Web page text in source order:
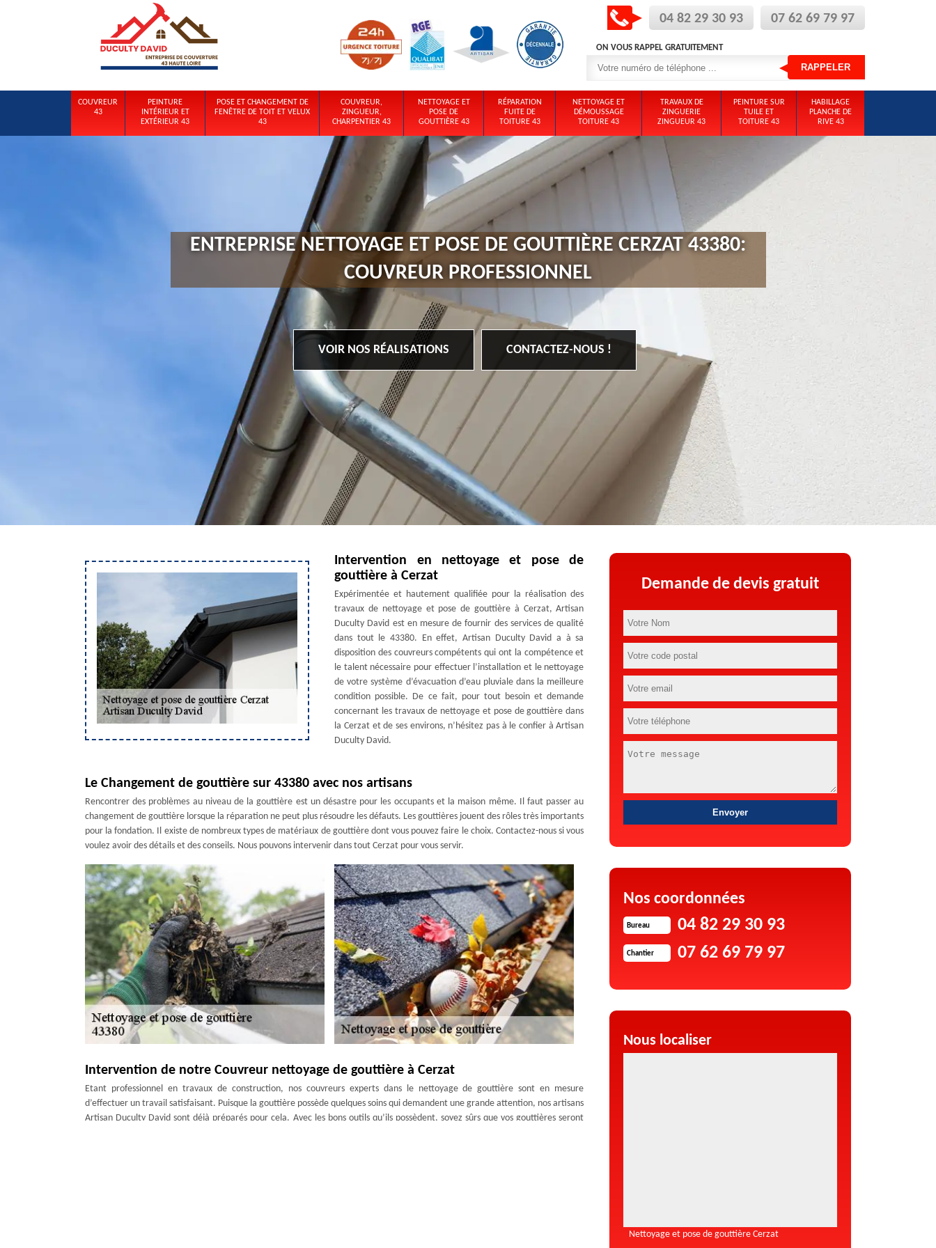
04 82 29 30 93 07 62 69 79 97
ON VOUS RAPPEL GRATUITEMENT
COUVREUR
43
PEINTURE
INTÉRIEUR ET
EXTÉRIEUR 43
POSE ET CHANGEMENT DE
FENÊTRE DE TOIT ET VELUX
43
COUVREUR,
ZINGUEUR,
CHARPENTIER 43
NETTOYAGE ET
POSE DE
GOUTTIÈRE 43
RÉPARATION
FUITE DE
TOITURE 43
NETTOYAGE ET
DÉMOUSSAGE
TOITURE 43
TRAVAUX DE
ZINGUERIE
ZINGUEUR 43
PEINTURE SUR
TUILE ET
TOITURE 43
HABILLAGE
PLANCHE DE
RIVE 43
ENTREPRISE NETTOYAGE ET POSE DE GOUTTIÈRE CERZAT 43380:
COUVREUR PROFESSIONNEL
VOIR NOS RÉALISATIONS CONTACTEZ-NOUS !
Intervention en nettoyage et pose de
gouttière à Cerzat
Expérimentée et hautement qualifiée pour la réalisation des
travaux de nettoyage et pose de gouttière à Cerzat, Artisan
Duculty David est en mesure de fournir des services de qualité
dans tout le 43380. En effet, Artisan Duculty David a à sa
disposition des couvreurs compétents qui ont la compétence et
le talent nécessaire pour effectuer l’installation et le nettoyage
de votre système d’évacuation d’eau pluviale dans la meilleure
condition possible. De ce fait, pour tout besoin et demande
concernant les travaux de nettoyage et pose de gouttière dans
la Cerzat et de ses environs, n’hésitez pas à le confier à Artisan
Duculty David.
Le Changement de gouttière sur 43380 avec nos artisans
Rencontrer des problèmes au niveau de la gouttière est un désastre pour les occupants et la maison même. Il faut passer au
changement de gouttière lorsque la réparation ne peut plus résoudre les défauts. Les gouttières jouent des rôles très importants
pour la fondation. Il existe de nombreux types de matériaux de gouttière dont vous pouvez faire le choix. Contactez-nous si vous
voulez avoir des détails et des conseils. Nous pouvons intervenir dans tout Cerzat pour vous servir.
Intervention de notre Couvreur nettoyage de gouttière à Cerzat
Etant professionnel en travaux de construction, nos couvreurs experts dans le nettoyage de gouttière sont en mesure
d’effectuer un travail satisfaisant. Puisque la gouttière possède quelques soins qui demandent une grande attention, nos artisans
Artisan Duculty David sont déjà préparés pour cela. Avec les bons outils qu’ils possèdent, soyez sûrs que vos gouttières seront
Demande de devis gratuit
Nos coordonnées
Bureau 04 82 29 30 93
Chantier 07 62 69 79 97
Nous localiser
Nettoyage et pose de gouttière Cerzat